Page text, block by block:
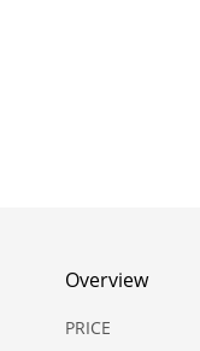
Overview
PRICE